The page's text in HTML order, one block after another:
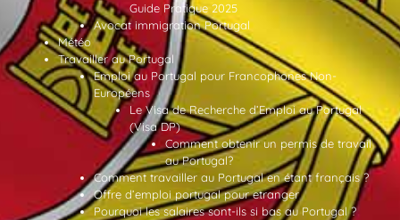
Guide Pratique 2025
Avocat immigration Portugal
Météo
Travailler au Portugal
Emploi au Portugal pour Francophones Non-
Européens
Le Visa de Recherche d’Emploi au Portugal
(Visa DP)
Comment obtenir un permis de travail
au Portugal?
Comment travailler au Portugal en étant français ?
Offre d’emploi portugal pour etranger
Pourquoi les salaires sont-ils si bas au Portugal ?